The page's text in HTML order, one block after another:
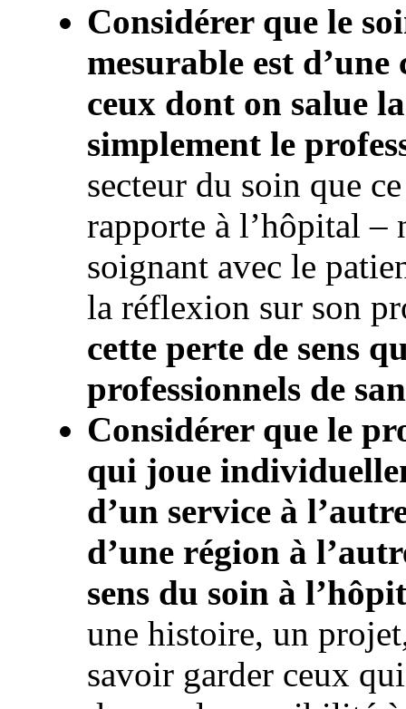
Considérer que le
mesurable est
ceux dont on salue
simplement le
secteur du soin que
rapporte à l’hôpital –
soignant avec le
la réflexion sur son
cette perte de sens
professionnels de
Considérer que le
qui joue
d’un service à
d’une région à
sens du soin à
une histoire, un
savoir garder ceux